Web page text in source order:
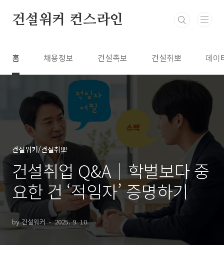
건설워커 컨스라인
홈 채용정보 건설족보 건설취뽀 데이
건설워커/건설취뽀
건설취업 Q&A｜학벌보다 중
요한 건 ‘적임자’ 증명하기
by 건설워커 2025. 9. 10.